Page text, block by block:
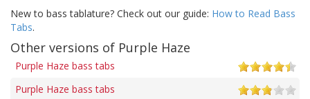
New to bass tablature? Check out our guide: How to Read Bass
Tabs.
Other versions of Purple Haze
Purple Haze bass tabs
Purple Haze bass tabs